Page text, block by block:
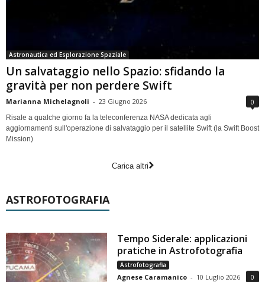
Astronautica ed Esplorazione Spaziale
Un salvataggio nello Spazio: sfidando la
gravità per non perdere Swift
Marianna Michelagnoli - 23 Giugno 2026 0
Risale a qualche giorno fa la teleconferenza NASA dedicata agli
aggiornamenti sull'operazione di salvataggio per il satellite Swift (la Swift Boost
Mission)
Carica altri
ASTROFOTOGRAFIA
Tempo Siderale: applicazioni
pratiche in Astrofotografia
Astrofotografia
Agnese Caramanico - 10 Luglio 2026 0